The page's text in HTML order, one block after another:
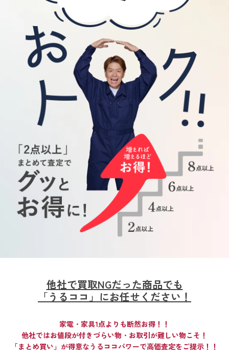
他社で買取NGだった商品でも
「うるココ」にお任せください！
家電・家具1点よりも断然お得！！
他社ではお値段が付きづらい物・お取引が難しい物こそ！
「まとめ買い」が得意なうるココパワーで高価査定をご提示！！